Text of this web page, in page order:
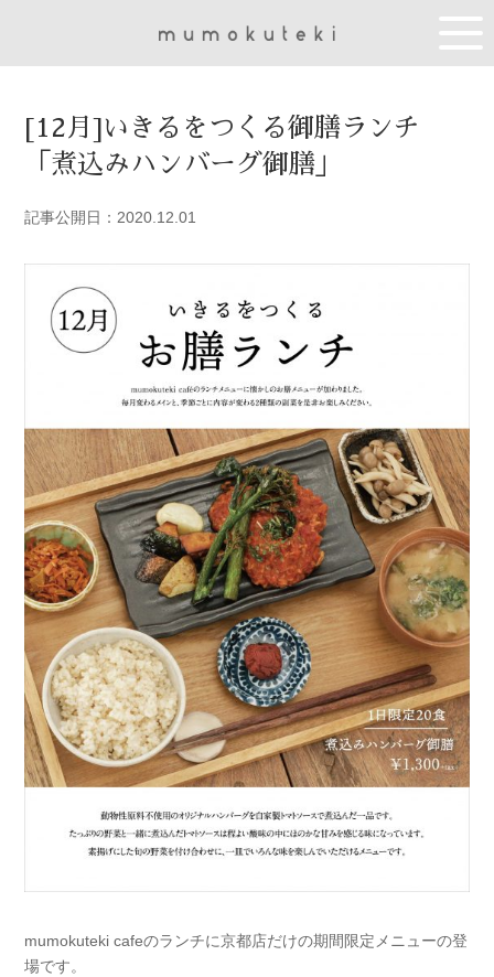
[12月]いきるをつくる御膳ランチ
「煮込みハンバーグ御膳」
記事公開日：2020.12.01
mumokuteki cafeのランチに京都店だけの期間限定メニューの登
場です。